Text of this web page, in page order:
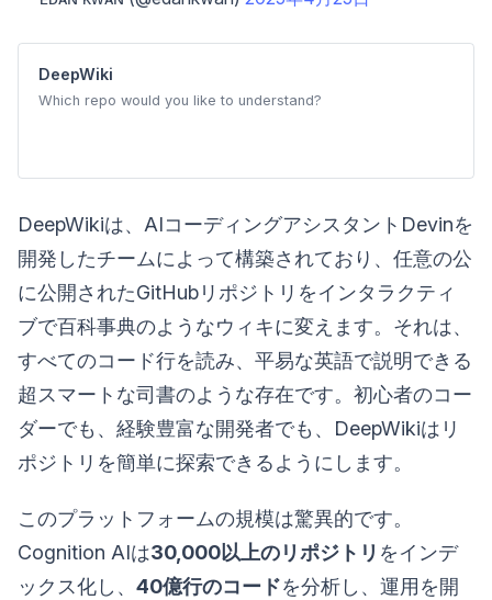
DeepWiki
Which repo would you like to understand?
DeepWikiは、AIコーディングアシスタントDevinを
開発したチームによって構築されており、任意の公
に公開されたGitHubリポジトリをインタラクティ
ブで百科事典のようなウィキに変えます。それは、
すべてのコード行を読み、平易な英語で説明できる
超スマートな司書のような存在です。初心者のコー
ダーでも、経験豊富な開発者でも、DeepWikiはリ
ポジトリを簡単に探索できるようにします。
このプラットフォームの規模は驚異的です。
Cognition AIは30,000以上のリポジトリ をインデ
ックス化し、 40億行のコードを分析し、運用を開